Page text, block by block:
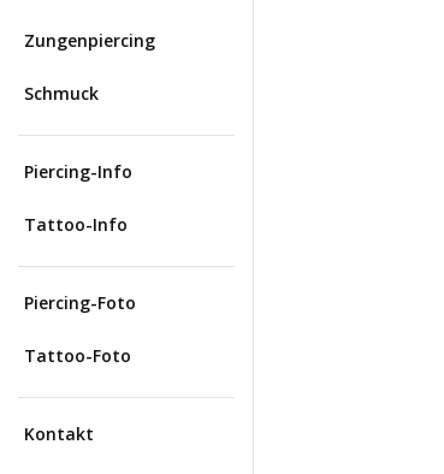
Zungenpiercing
Schmuck
Piercing-Info
Tattoo-Info
Piercing-Foto
Tattoo-Foto
Kontakt